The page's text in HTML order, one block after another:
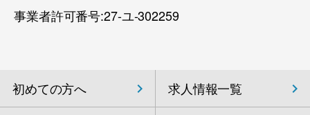
事業者許可番号:27-ユ-302259
初めての方へ 求人情報一覧